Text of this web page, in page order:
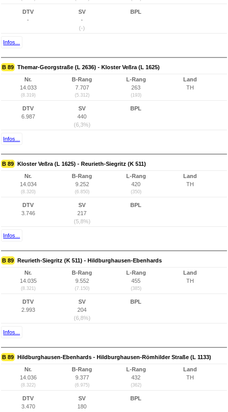
DTV
-
SV
-
(-)
BPL
Infos...
B 89 Themar-Georgstraße (L 2636) - Kloster Veßra (L 1625)
Nr.
14.033
(8.319)
B-Rang
7.707
(5.312)
L-Rang
263
(193)
Land
TH
DTV
6.987
SV
440
(6,3%)
BPL
Infos...
B 89 Kloster Veßra (L 1625) - Reurieth-Siegritz (K 511)
Nr.
14.034
(8.320)
B-Rang
9.252
(6.850)
L-Rang
420
(350)
Land
TH
DTV
3.746
SV
217
(5,8%)
BPL
Infos...
B 89 Reurieth-Siegritz (K 511) - Hildburghausen-Ebenhards
Nr.
14.035
(8.321)
B-Rang
9.552
(7.150)
L-Rang
455
(385)
Land
TH
DTV
2.993
SV
204
(6,8%)
BPL
Infos...
B 89 Hildburghausen-Ebenhards - Hildburghausen-Römhilder Straße (L 1133)
Nr.
14.036
(8.322)
B-Rang
9.377
(6.975)
L-Rang
432
(362)
Land
TH
DTV
3.470
SV
180
BPL